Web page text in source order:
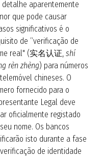
detalhe aparentemente
que pode causar
significativos é o
de “verificação de
real" (实名认证, shí
rèn zhèng) para números
chineses. O
fornecido para o
Legal deve
oficialmente registado
nome. Os bancos
isto durante a fase
de identidade